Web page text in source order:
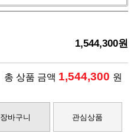
1,544,300원
총 상품 금액 1,544,300 원
장바구니 관심상품